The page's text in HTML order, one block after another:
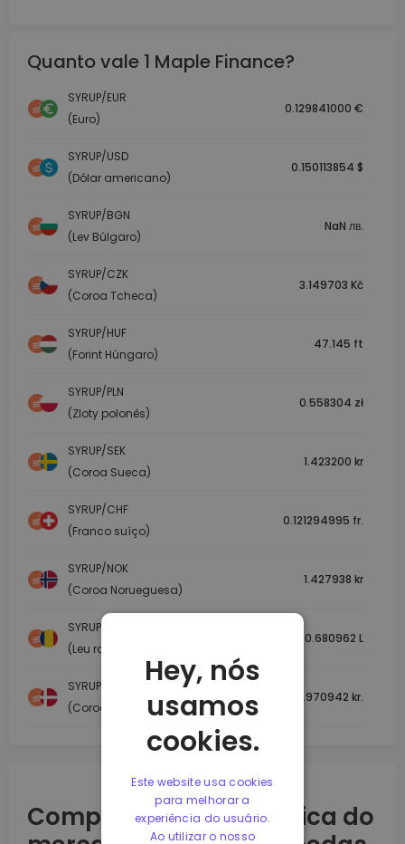
Quanto vale 1 Maple Finance?
SYRUP/EUR
(Euro)
0.129841000 €
SYRUP/USD
(Dólar americano)
0.150113854 $
SYRUP/BGN
(Lev Búlgaro)
NaN лв.
SYRUP/CZK
(Coroa Tcheca)
3.149703 Kč
SYRUP/HUF
(Forint Húngaro)
47.145 ft
SYRUP/PLN
(Zloty polonês)
0.558304 zł
SYRUP/SEK
(Coroa Sueca)
1.423200 kr
SYRUP/CHF
(Franco suíço)
0.121294995 fr.
SYRUP/NOK
(Coroa Norueguesa)
1.427938 kr
SYRUP/RON
(Leu romeno)
0.680962 L
SYRUP/DKK
(Coroa Dinamarquesa)
0.970942 kr.
Compreender a dinâmica do
Hey, nós
usamos
cookies.
Este website usa cookies
para melhorar a
experiência do usuário.
Ao utilizar o nosso